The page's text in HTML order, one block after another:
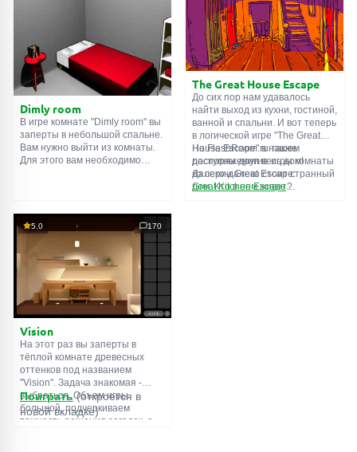
Внимательно осмотрите
помещение, возможно вы
сможете найти какие-нибудь
подсказки. Желаем удачи!
Dimly room
В игре комнате "Dimly room" вы
заперты в небольшой спальне.
Вам нужно выйти из комнаты.
Для этого вам необходимо
The Great House Escape
До сих пор нам удавалось
найти выход из кухни, гостиной,
ванной и спальни. И вот теперь
в логической игре "The Great
House Escape" в нашем
распоряжении весь дом!
Далеко-далеко стоит странный
дом. Кто в нем живет?
На FlashRoom.ru также
доступны другие игры комнаты
из серии Great Escape:
Great Kitchen Escape
5.0 170
Vision
На этот раз вы заперты в
тёплой комнате древесных
оттенков под названием
"Vision". Задача знакомая -
выбраться. Объем игры
большой, подчеркиваем
важность решения загадок, а
Поиграть(откроется в
новой вкладке)